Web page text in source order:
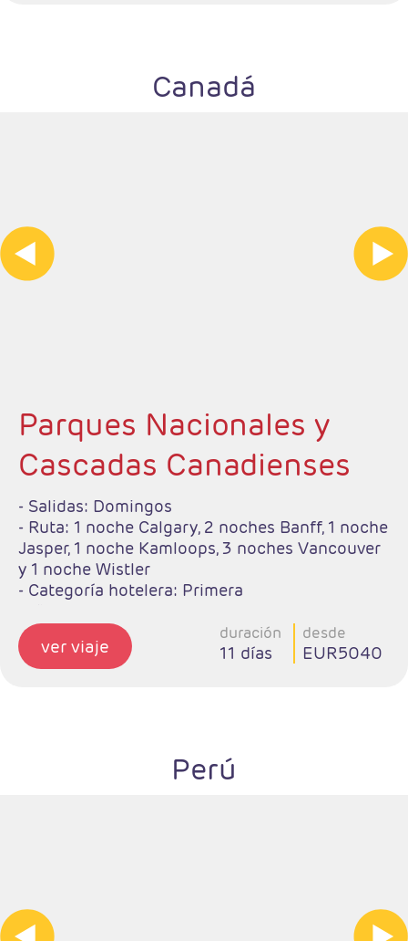
Canadá
Parques Nacionales y
Cascadas Canadienses
- Salidas: Domingos
- Ruta: 1 noche Calgary, 2 noches Banff, 1 noche
Jasper, 1 noche Kamloops, 3 noches Vancouver
y 1 noche Wistler
- Categoría hotelera: Primera
duración
11 días
desde
EUR5040
ver viaje
Perú